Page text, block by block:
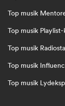
Top musik
Top musik
Top musik
Top musik
Top musik